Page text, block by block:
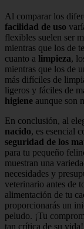
Al comparar los
facilidad de uso
flexibles suelen ser
mientras que los de
cuanto a limpieza,
mientras que los de
más difíciles de
ligeros y fáciles de
higiene aunque son
En conclusión, al
nacido, es esencial
seguridad de los
para tu pequeño
muestran una
necesidades y
veterinario antes de
alimentación de tu
proporcionarás un
peludo. ¡Tu
tan crítica de su vida!